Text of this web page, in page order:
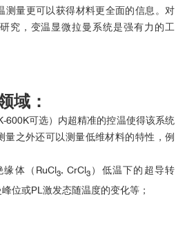
测量更可以获得材料更全面的信息。对
究，变温显微拉曼系统是强有力的工
域：
600K可选）内超精准的控温使得该系统
量之外还可以测量低维材料的特性，例
体（RuCl3, CrCl3 ）低温下的超导转
位或PL激发态随温度的变化等；